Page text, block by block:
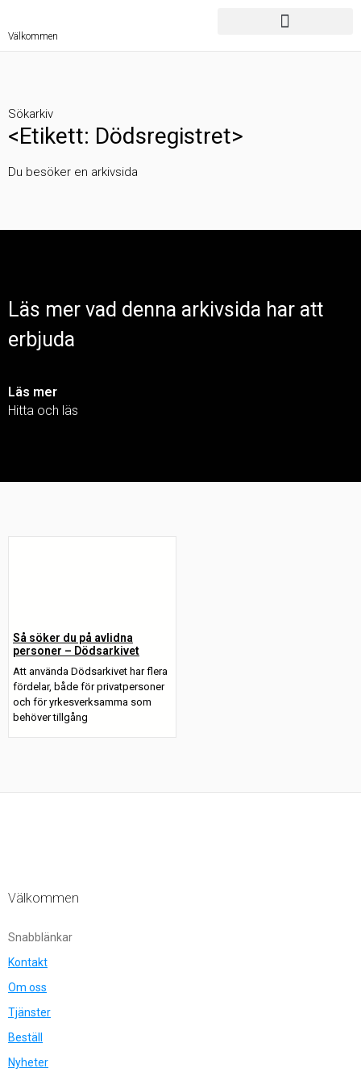
Välkommen
Sökarkiv
<Etikett: Dödsregistret>
Du besöker en arkivsida
Läs mer vad denna arkivsida har att
erbjuda
Läs mer
Hitta och läs
Så söker du på avlidna
personer – Dödsarkivet
Att använda Dödsarkivet har flera
fördelar, både för privatpersoner
och för yrkesverksamma som
behöver tillgång
Välkommen
Snabblänkar
Kontakt
Om oss
Tjänster
Beställ
Nyheter